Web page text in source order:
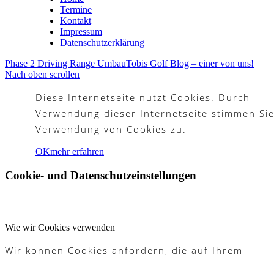
Termine
Kontakt
Impressum
Datenschutzerklärung
Phase 2 Driving Range UmbauTobis Golf Blog – einer von uns!
Nach oben scrollen
Diese Internetseite nutzt Cookies. Durch
Verwendung dieser Internetseite stimmen
Verwendung von Cookies zu.
OKmehr erfahren
Cookie- und Datenschutzeinstellungen
Wie wir Cookies verwenden
Wir können Cookies anfordern, die auf Ihrem